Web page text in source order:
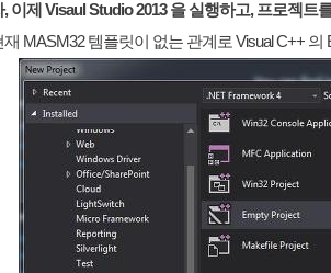
, 이제 Visaul Studio 2013 을 실행하고, 프로젝트
재 MASM32 템플릿이 없는 관계로 Visual C++ 의